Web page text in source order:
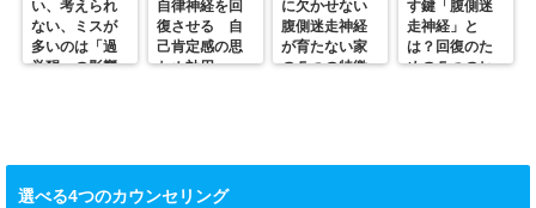
い、考えられ
ない、ミスが
多いのは「過
覚醒」の影響
自律神経を回
復させる 自
己肯定感の思
わぬ効用
に欠かせない
腹側迷走神経
が育たない家
の５つの特徴
す鍵「腹側迷
走神経」と
は？回復のた
めの５つのヒ
選べる4つのカウンセリング